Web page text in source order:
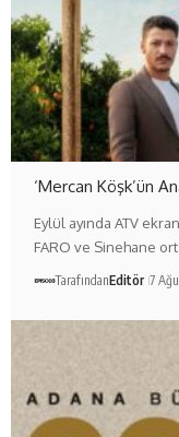
‘Mercan Köşk’ün
Eylül ayında ATV
FARO ve Sinehane
TarafındanEditör 7